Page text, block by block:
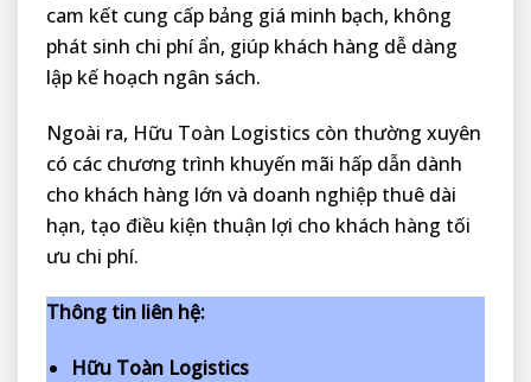
cam kết cung cấp bảng giá minh bạch, không
phát sinh chi phí ẩn, giúp khách hàng dễ dàng
lập kế hoạch ngân sách.
Ngoài ra, Hữu Toàn Logistics còn thường xuyên
có các chương trình khuyến mãi hấp dẫn dành
cho khách hàng lớn và doanh nghiệp thuê dài
hạn, tạo điều kiện thuận lợi cho khách hàng tối
ưu chi phí.
Thông tin liên hệ:
Hữu Toàn Logistics